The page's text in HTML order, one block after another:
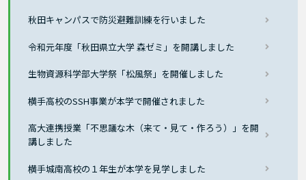
秋田キャンパスで防災避難訓練を行いました
令和元年度「秋田県立大学 森ゼミ」を開講しました
生物資源科学部大学祭「松風祭」を開催しました
横手高校のSSH事業が本学で開催されました
高大連携授業「不思議な木（来て・見て・作ろう）」を開
講しました
横手城南高校の１年生が本学を見学しました